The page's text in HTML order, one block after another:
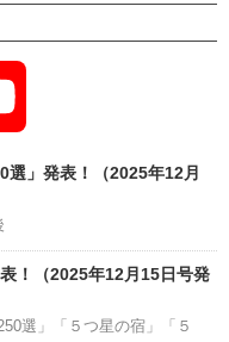
Channel
」発表！（2025年12月
！（2025年12月15日号発
選」「５つ星の宿」「５